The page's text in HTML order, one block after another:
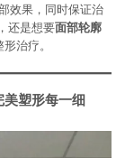
效果，同时保证治
，还是想要面部轮廓
治疗。
塑形每一细